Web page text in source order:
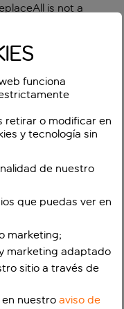
is not a
funciona
retirar o modificar en
y tecnología sin
de nuestro
que puedas ver en
marketing;
marketing adaptado
sitio a través de
en nuestroaviso de